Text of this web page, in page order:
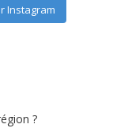
Instagram
?